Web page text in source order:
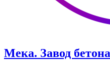
Мека. Завод